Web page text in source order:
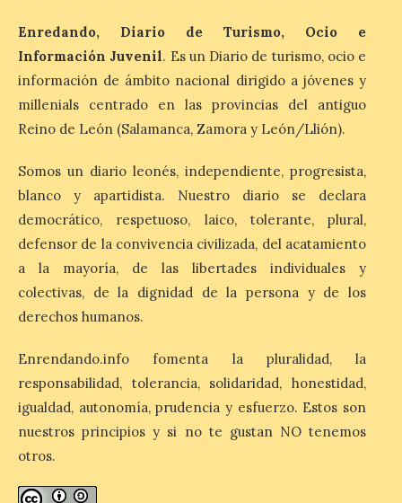
La Bañeza inicia sus
fiestas con el pregón a
cargo de Arturo Martínez
8 Ago 2026
Bañeza designa a Arturo
Martínez Matilla como
2026. Tendrá lugar este
sábado 8 de agosto a las 21,00 horas en el
teatro municipal de La Bañeza. El
Matilla, […]
La I Feria de la Cerveza
Artesana de Astorga
arranca con una gran
acogida del público
Enredando, Diario de Turismo, Ocio e
Información Juvenil. Es un Diario de turismo, ocio e
información de ámbito nacional dirigido a jóvenes y
millenials centrado en las provincias del antiguo
Reino de León (Salamanca, Zamora y León/Llión).
Somos un diario leonés, independiente, progresista,
blanco y apartidista. Nuestro diario se declara
democrático, respetuoso, laico, tolerante, plural,
defensor de la convivencia civilizada, del acatamiento
a la mayoría, de las libertades individuales y
colectivas, de la dignidad de la persona y de los
derechos humanos.
Enrendando.info fomenta la pluralidad, la
responsabilidad, tolerancia, solidaridad, honestidad,
igualdad, autonomía, prudencia y esfuerzo. Estos son
nuestros principios y si no te gustan NO tenemos
otros.